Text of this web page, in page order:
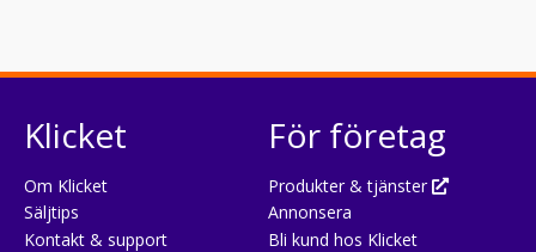
Klicket
Om Klicket
Säljtips
Kontakt & support
För företag
Produkter & tjänster
Annonsera
Bli kund hos Klicket